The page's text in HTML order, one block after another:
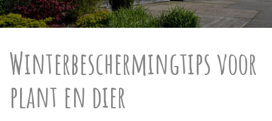
e
n
Winterbeschermingtips voor
plant en dier